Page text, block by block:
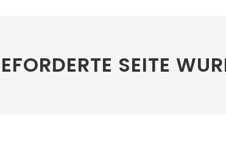
SEITE